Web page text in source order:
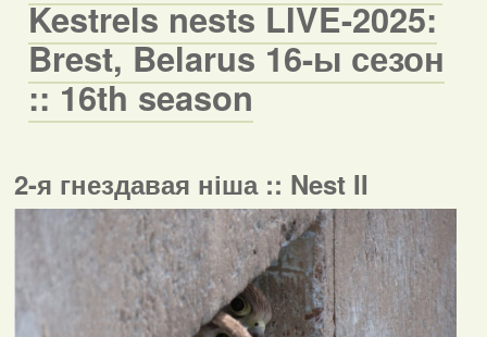
Kestrels nests LIVE-2025:
Brest, Belarus 16-ы сезон
:: 16th season
2-я гнездавая ніша :: Nest II